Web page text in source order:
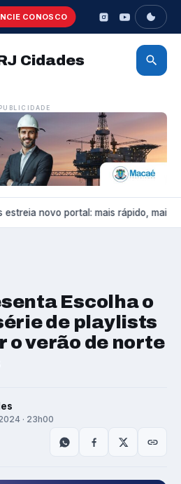
CONOSCO
Cidades
PUBLICIDADE
estreia novo portal: mais rápido, mais
Escolha o
de playlists
o verão de norte
· 23h00